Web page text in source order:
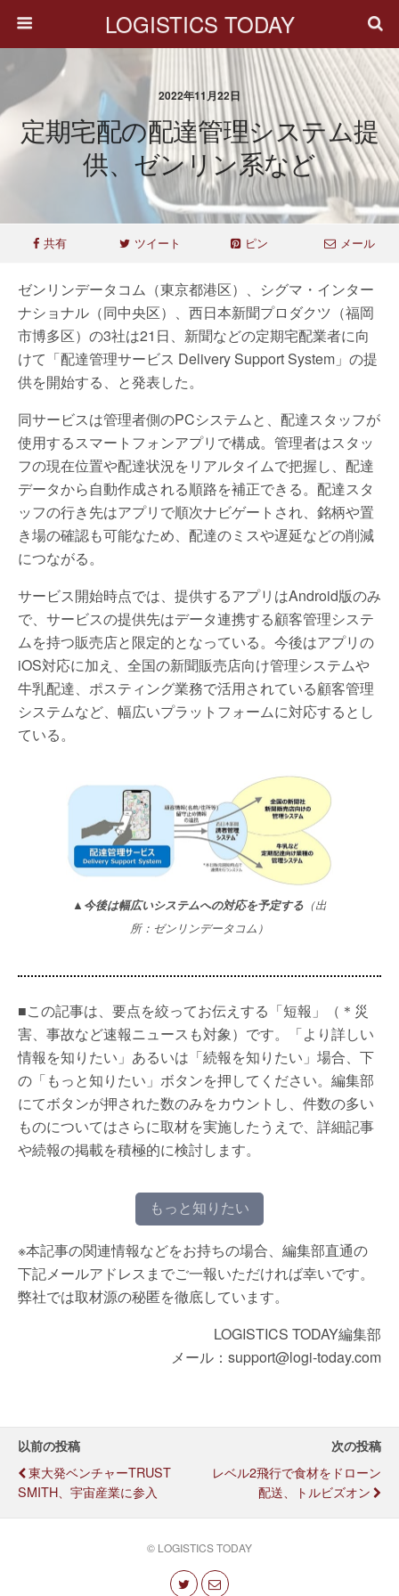
LOGISTICS TODAY
2022年11月22日
定期宅配の配達管理システム提
供、ゼンリン系など
共有 ツイート ピン メール
ゼンリンデータコム（東京都港区）、シグマ・インター
ナショナル（同中央区）、西日本新聞プロダクツ（福岡
市博多区）の3社は21日、新聞などの定期宅配業者に向
けて「配達管理サービス Delivery Support System」の提
供を開始する、と発表した。
同サービスは管理者側のPCシステムと、配達スタッフが
使用するスマートフォンアプリで構成。管理者はスタッ
フの現在位置や配達状況をリアルタイムで把握し、配達
データから自動作成される順路を補正できる。配達スタ
ッフの行き先はアプリで順次ナビゲートされ、銘柄や置
き場の確認も可能なため、配達のミスや遅延などの削減
につながる。
サービス開始時点では、提供するアプリはAndroid版のみ
で、サービスの提供先はデータ連携する顧客管理システ
ムを持つ販売店と限定的となっている。今後はアプリの
iOS対応に加え、全国の新聞販売店向け管理システムや
牛乳配達、ポスティング業務で活用されている顧客管理
システムなど、幅広いプラットフォームに対応するとし
ている。
▲今後は幅広いシステムへの対応を予定する （出
所：ゼンリンデータコム）
■この記事は、要点を絞ってお伝えする「短報」（＊災
害、事故など速報ニュースも対象）です。「より詳しい
情報を知りたい」あるいは「続報を知りたい」場合、下
の「もっと知りたい」ボタンを押してください。編集部
にてボタンが押された数のみをカウントし、件数の多い
ものについてはさらに取材を実施したうえで、詳細記事
や続報の掲載を積極的に検討します。
もっと知りたい
※本記事の関連情報などをお持ちの場合、編集部直通の
下記メールアドレスまでご一報いただければ幸いです。
弊社では取材源の秘匿を徹底しています。
LOGISTICS TODAY編集部
メール：support@logi-today.com
以前の投稿
東大発ベンチャーTRUST
SMITH、宇宙産業に参入
次の投稿
レベル2飛行で食材をドローン
配送、トルビズオン
© LOGISTICS TODAY